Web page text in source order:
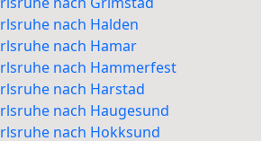
nach Halden
nach Hamar
nach Hammerfest
nach Harstad
nach Haugesund
nach Hokksund